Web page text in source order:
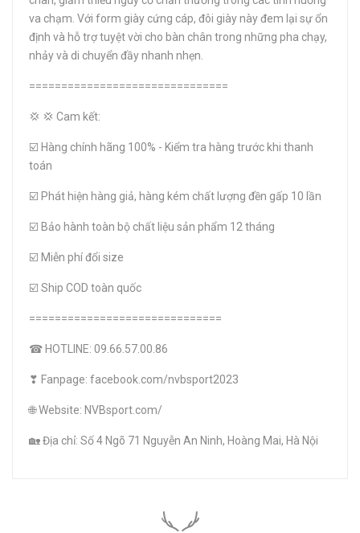
va chạm. Với form giày cứng cáp, đôi giày này đem lại sự ổn
định và hỗ trợ tuyệt vời cho bàn chân trong những pha chạy,
nhảy và di chuyển đầy nhanh nhẹn.
===============================
💢 💢 Cam kết:
☑️ Hàng chính hãng 100% - Kiểm tra hàng trước khi thanh
toán
☑️ Phát hiện hàng giả, hàng kém chất lượng đền gấp 10 lần
☑️ Bảo hành toàn bộ chất liệu sản phẩm 12 tháng
☑️ Miễn phí đổi size
☑️ Ship COD toàn quốc
==============================
☎ HOTLINE: 09.66.57.00.86
❣ Fanpage: facebook.com/nvbsport2023
🌐 Website: NVBsport.com/
🏡 Địa chỉ: Số 4 Ngõ 71 Nguyễn An Ninh, Hoàng Mai, Hà Nội